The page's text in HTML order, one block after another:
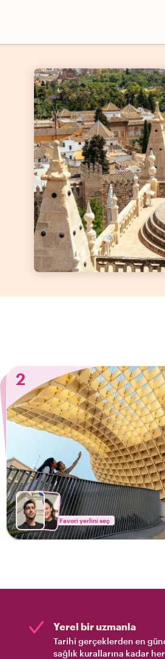
2
Favori yerlini seç
Yerel bir uzmanla
Tarihi gerçeklerden en
sağlık kurallarına kadar